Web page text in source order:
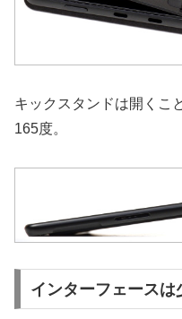
キックスタンドは開くこ
165度。
インターフェースは